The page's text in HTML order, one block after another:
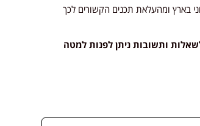
בארץ ומהעלאת תכנים הקשורים לכך
ותשובות ניתן לפנות למטה